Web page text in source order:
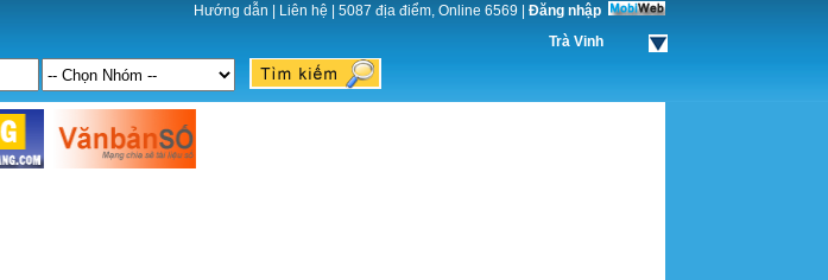
Hướng dẫn Liên hệ 5087 địa điểm, Online 6569
Đăng nhập
Trà Vinh